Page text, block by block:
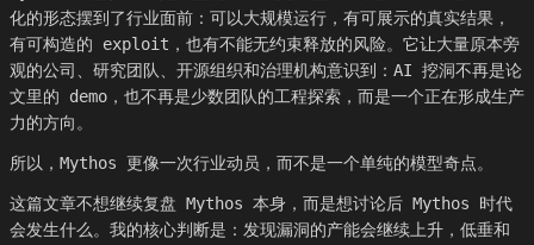
化的形态摆到了行业面前：可以大规模运行，有可展示的真实结果，
有可构造的 exploit，也有不能无约束释放的风险。它让大量原本旁
观的公司、研究团队、开源组织和治理机构意识到：AI 挖洞不再是论
文里的 demo，也不再是少数团队的工程探索，而是一个正在形成生产
力的方向。
所以，Mythos 更像一次行业动员，而不是一个单纯的模型奇点。
这篇文章不想继续复盘 Mythos 本身，而是想讨论后 Mythos 时代
会发生什么。我的核心判断是：发现漏洞的产能会继续上升，低垂和